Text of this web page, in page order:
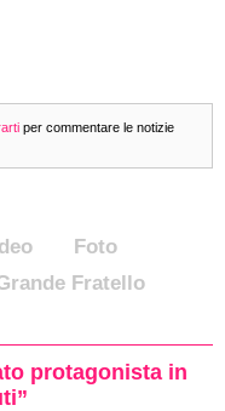
per commentare le notizie
Foto
Fratello
protagonista in